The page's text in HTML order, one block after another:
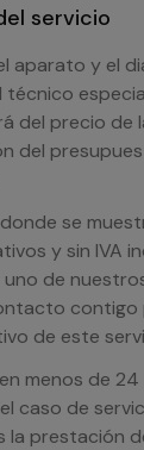
servicio
aparato y el
del precio de
del
se
y sin IVA
de
contigo
de este
menos de
caso de
la prestación